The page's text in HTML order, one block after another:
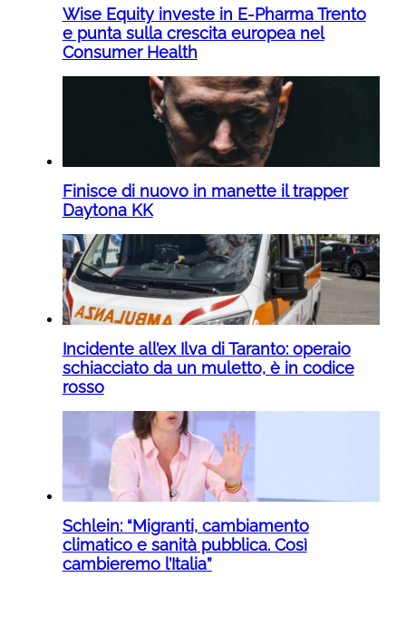
Wise Equity investe in E-Pharma Trento
e punta sulla crescita europea nel
Consumer Health
Finisce di nuovo in manette il trapper
Daytona KK
Incidente all’ex Ilva di Taranto: operaio
schiacciato da un muletto, è in codice
rosso
Schlein: “Migranti, cambiamento
climatico e sanità pubblica. Così
cambieremo l’Italia”